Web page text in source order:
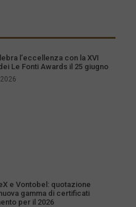
l’eccellenza con la XVI
Le Fonti Awards il 25 giugno
e Vontobel: quotazione
gamma di certificati
per il 2026